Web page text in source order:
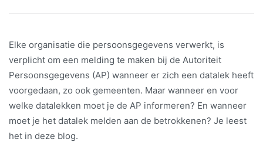
Elke organisatie die persoonsgegevens verwerkt, is
verplicht om een melding te maken bij de Autoriteit
Persoonsgegevens (AP) wanneer er zich een datalek heeft
voorgedaan, zo ook gemeenten. Maar wanneer en voor
welke datalekken moet je de AP informeren? En wanneer
moet je het datalek melden aan de betrokkenen? Je leest
het in deze blog.